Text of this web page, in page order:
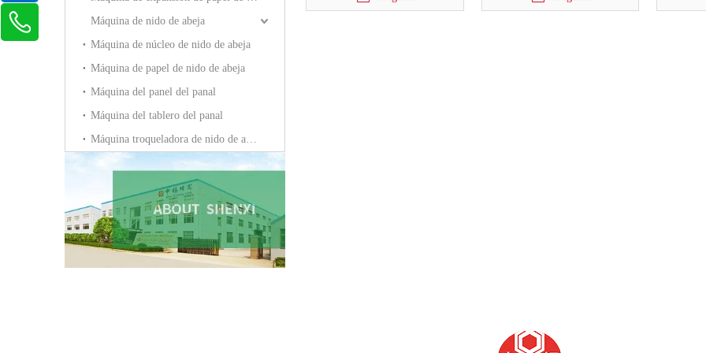
Máquina de nido de abeja
Máquina de núcleo de nido de abeja
Máquina de papel de nido de abeja
Máquina del panel del panal
Máquina del tablero del panal
Máquina troqueladora de nido de abeja